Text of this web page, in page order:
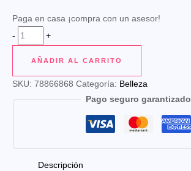
Paga en casa ¡compra con un asesor!
-
Faja
Miss
Belt
Cintura
+
AÑADIR AL CARRITO
SKU: 78866868 Categoría: Belleza
Pago seguro garantizado
Descripción